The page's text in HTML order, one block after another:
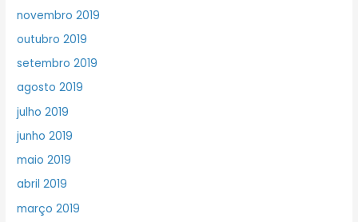
novembro 2019
outubro 2019
setembro 2019
agosto 2019
julho 2019
junho 2019
maio 2019
abril 2019
março 2019